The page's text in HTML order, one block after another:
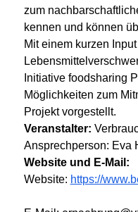
zum
kennen und können
Mit einem kurzen
Initiative foodsharing
Möglichkeiten zum
Projekt vorgestellt.
Veranstalter:
Ansprechperson: Eva
Website und E-Mail:
Website: https://